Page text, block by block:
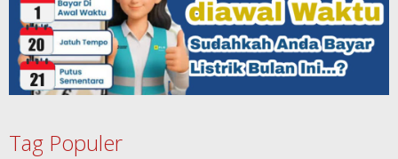
Tag Populer